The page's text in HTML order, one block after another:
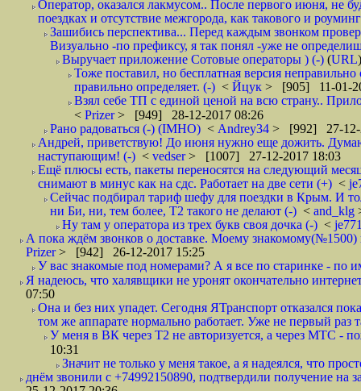
Оператор, оказался лакмусом.. После первого июня, не
поездках и отсутствие межгорода, как такового и
Зашибись перспектива... Перед каждым звонком
Визуально -по префиксу, я так понял -уже не
Выручает приложение Сотовые операторы ) (-) (URL
Тоже поставил, но бесплатная версия
правильно определяет. (-) < Йцук > [905] 11-01-
Взял себе ТП с единой ценой на всю страну..
< Prizer> [949] 28-12-2017 08:26
Рано радоваться (-) (IMHO) < Andrey34 > [992] 27-12-
Андрей, приветствую! До июня нужно еще дожить.
наступающим! (-) < vedser> [1007] 27-12-2017 18:03
Ещё плюсы есть, пакеты переносятся на следующий
снимают в минус как на сдс. Работает на две сети (+) <
Сейчас подбирал тариф шефу для поездки в Крым. И
ни Би, ни, тем более, Т2 такого не делают (-) < and_klg
Ну там у оператора из трех букв своя дочка (-) <
А пока ждём звонков о доставке. Моему знакомому(№1500)
Prizer> [942] 26-12-2017 15:25
У вас знакомые под номерами? А я все по старинке - по
Я надеюсь, что халявщики не уронят окончательно
07:50
Она и без них упадет. Сегодня ЯТранспорт отказался
том же аппарате нормально работает. Уже не первый раз
У меня в ВК через Т2 не авторизуется, а через МТС -
10:31
Значит не только у меня такое, а я надеялся, что
днём звонили с +74992150890, подтвердили получение на